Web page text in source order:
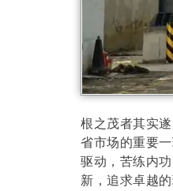
根之茂者其实
省市场的重要
驱动，苦练内
新，追求卓越